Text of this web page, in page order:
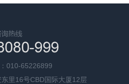
010-65226899
里16号CBD国际大厦12层